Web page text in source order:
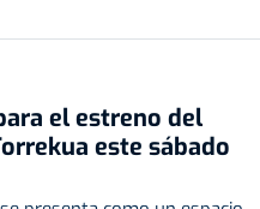
el estreno del
este sábado